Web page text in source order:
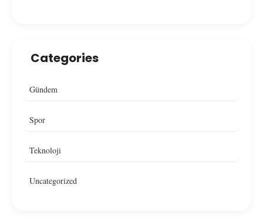
Categories
Gündem
Spor
Teknoloji
Uncategorized